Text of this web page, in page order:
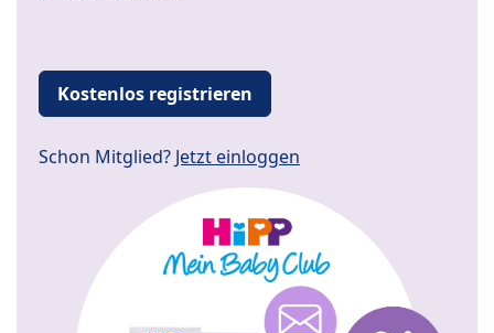
Kostenlos registrieren
Schon Mitglied? Jetzt einloggen